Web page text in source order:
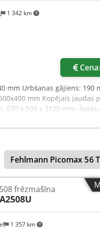
1 342 km
mm Urbšanas gājiens: 190
mm Kopējais jaudas
x 500 x 2120 mm -Īpaša
Fehlmann Picomax 56
1 357 km
frēzmašīna
A2508U